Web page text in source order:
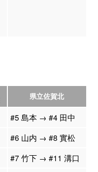
県立佐賀北
#5 島本 → #4 田中
#6 山内 → #8 實松
#7 竹下 → #11 溝口